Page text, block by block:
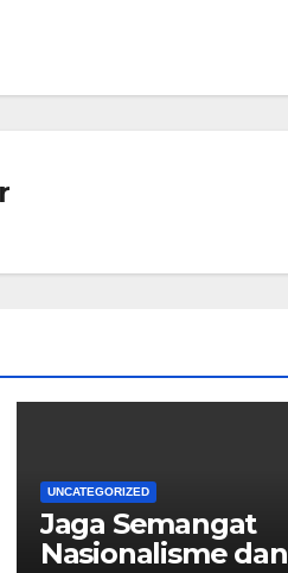
UNCATEGORIZED
Jaga Semangat
Nasionalisme dan